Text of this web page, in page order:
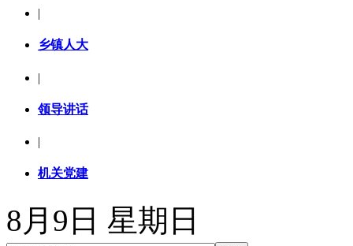
|
乡镇人大
|
领导讲话
|
机关党建
8月9日 星期日